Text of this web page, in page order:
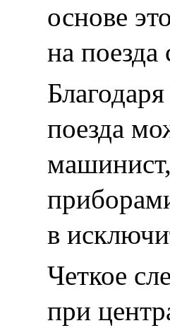
основе
на
поезда
в
Четкое
при